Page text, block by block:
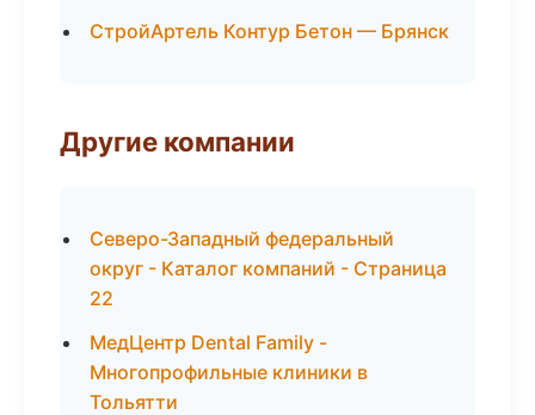
СтройАртель Контур Бетон — Брянск
Другие компании
Северо-Западный федеральный
округ - Каталог компаний - Страница
22
МедЦентр Dental Family -
Многопрофильные клиники в
Тольятти